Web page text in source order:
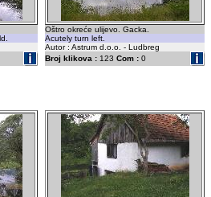
Oštro okreće ulijevo. Gacka.
Acutely turn left.
Autor : Astrum d.o.o. - Ludbreg
Broj klikova : 123 Com : 0